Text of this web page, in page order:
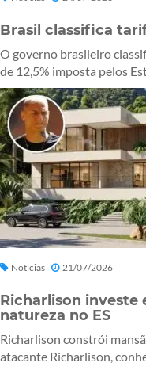
Brasil classifica
O governo brasileiro
de 12,5% imposta pelos
Notícias 21/07/2026
Richarlison investe
natureza no ES
Richarlison constrói
atacante Richarlison,